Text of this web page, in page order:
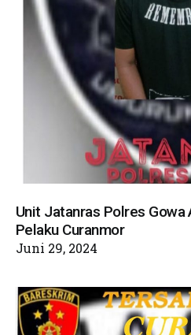
Unit Jatanras Polres Gowa
Pelaku Curanmor
Juni 29, 2024